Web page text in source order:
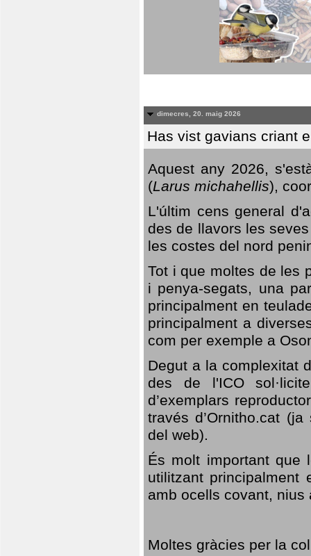
dimecres, 20. maig 2026
Has vist gavians criant
Aquest any 2026,
(Larus michahellis),
L'últim cens general
des de llavors les
les costes del nord
Tot i que moltes de les
i penya-segats, una
principalment en
principalment a
com per exemple a
Degut a la complexitat
des de l'ICO
d’exemplars
través d’Ornitho.cat
del web).
És molt important que
utilitzant
amb ocells covant,
Moltes gràcies per la